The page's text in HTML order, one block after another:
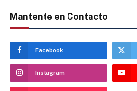
Mantente en Contacto
Facebook
Instagram